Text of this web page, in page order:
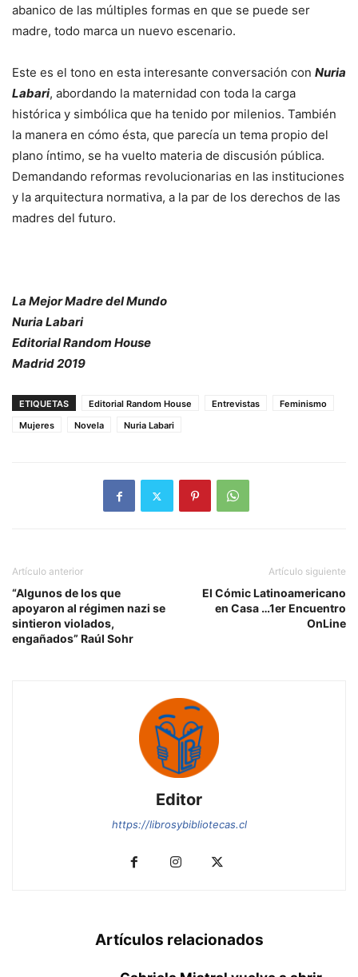
abanico de las múltiples formas en que se puede ser
madre, todo marca un nuevo escenario.
Este es el tono en esta interesante conversación con Nuria
Labari, abordando la maternidad con toda la carga
histórica y simbólica que ha tenido por milenios. También
la manera en cómo ésta, que parecía un tema propio del
plano íntimo, se ha vuelto materia de discusión pública.
Demandando reformas revolucionarias en las instituciones
y la arquitectura normativa, a la par de los derechos de las
madres del futuro.
La Mejor Madre del Mundo
Nuria Labari
Editorial Random House
Madrid 2019
ETIQUETAS Editorial Random House Entrevistas
Feminismo
Mujeres
Novela Nuria Labari
Artículo anterior
“Algunos de los que
apoyaron al régimen nazi se
sintieron violados,
engañados” Raúl Sohr
Artículo siguiente
El Cómic Latinoamericano
en Casa …1er Encuentro
OnLine
Editor
https://librosybibliotecas.cl
Artículos relacionados